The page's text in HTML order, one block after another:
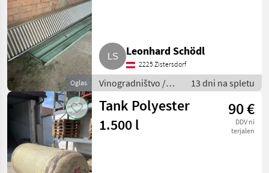
Oglas
Leonhard Schödl
2225 Zistersdorf
Vinogradništvo /
Drugi stroji za
vinogradništvo
13 dni na spletu
Tank Polyester
1.500 l
90 €
DDV ni
terjalen